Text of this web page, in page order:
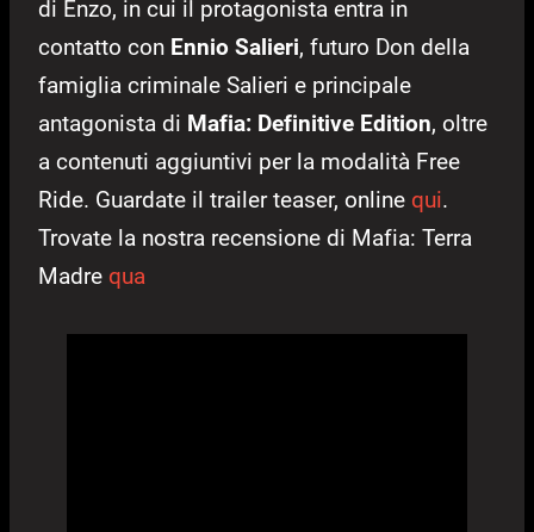
di Enzo, in cui il protagonista entra in
contatto con Ennio Salieri, futuro Don della
famiglia criminale Salieri e principale
antagonista di Mafia: Definitive Edition, oltre
a contenuti aggiuntivi per la modalità Free
Ride. Guardate il trailer teaser, online qui.
Trovate la nostra recensione di Mafia: Terra
Madre qua